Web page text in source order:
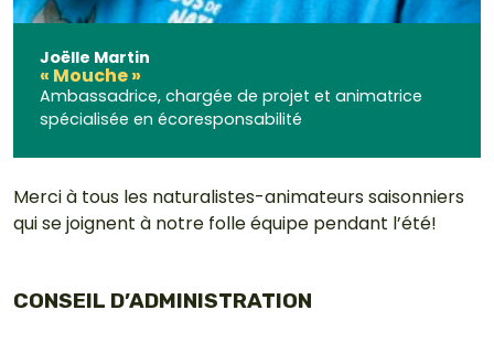
Joëlle Martin
« Mouche »
Ambassadrice, chargée de projet et animatrice
spécialisée en écoresponsabilité
Merci à tous les naturalistes-animateurs saisonniers
qui se joignent à notre folle équipe pendant l’été!
CONSEIL D’ADMINISTRATION